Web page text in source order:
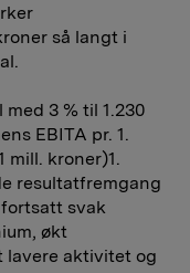
så langt i
3 % til 1.230
EBITA pr. 1.
mill. kroner)1.
resultatfremgang
svak
økt
lavere aktivitet og